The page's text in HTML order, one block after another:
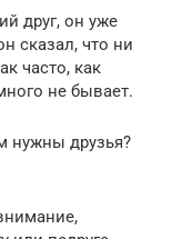
друг, он уже
сказал, что ни
часто, как
не бывает.
нужны друзья?